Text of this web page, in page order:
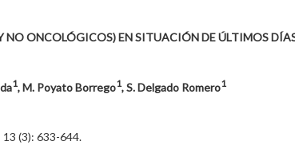
ONCOLÓGICOS) EN SITUACIÓN DE ÚLTIMOS
1, M. Poyato Borrego1, S. Delgado Romero1
(3): 633-644.